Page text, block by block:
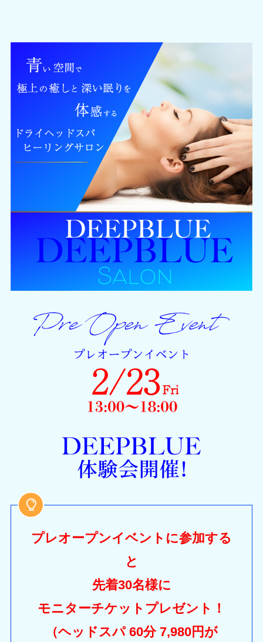
プレオープンイベントに参加する
と
先着30名様に
モニターチケットプレゼント！
（ヘッドスパ 60分 7,980円が